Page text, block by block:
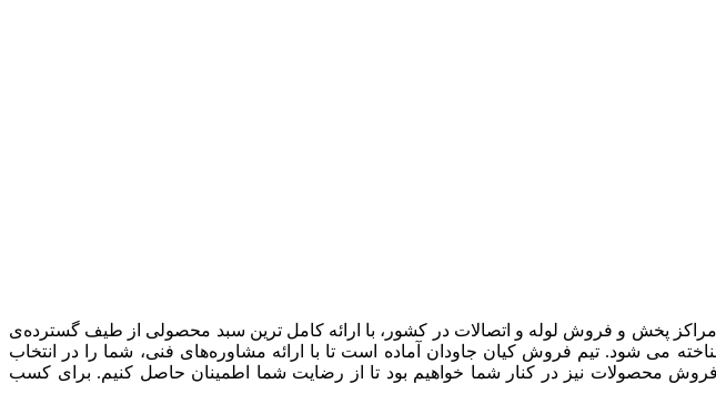
پخش و فروش لوله و اتصالات در کشور، با ارائه کامل ترین سبد محصولی از طیف گسترده‌‌ی
می شود. تیم فروش کیان جاودان آماده است تا با ارائه مشاوره‌های فنی، شما را در انتخاب
محصولات نیز در کنار شما خواهیم بود تا از رضایت شما اطمینان حاصل کنیم. برای کسب